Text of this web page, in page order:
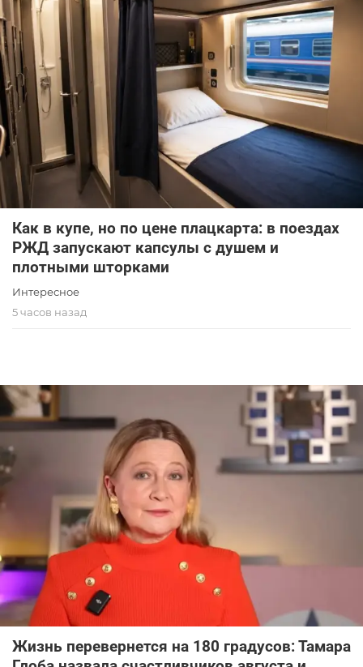
Как в купе, но по цене плацкарта: в поездах
РЖД запускают капсулы с душем и
плотными шторками
Интересное
5 часов назад
Жизнь перевернется на 180 градусов: Тамара